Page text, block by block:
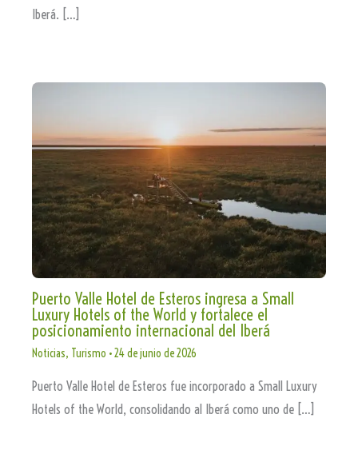
Iberá. […]
Puerto Valle Hotel de Esteros ingresa a Small
Luxury Hotels of the World y fortalece el
posicionamiento internacional del Iberá
Noticias, Turismo •24 de junio de 2026
Puerto Valle Hotel de Esteros fue incorporado a Small Luxury
Hotels of the World, consolidando al Iberá como uno de […]